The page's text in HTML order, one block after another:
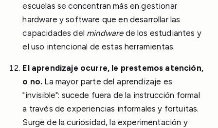
escuelas se concentran más en gestionar
hardware y software que en desarrollar las
capacidades del mindwarede los estudiantes y
el uso intencional de estas herramientas.
El aprendizaje ocurre, le prestemos atención,
o no. La mayor parte del aprendizaje es
"invisible": sucede fuera de la instrucción formal
a través de experiencias informales y fortuitas.
Surge de la curiosidad, la experimentación y